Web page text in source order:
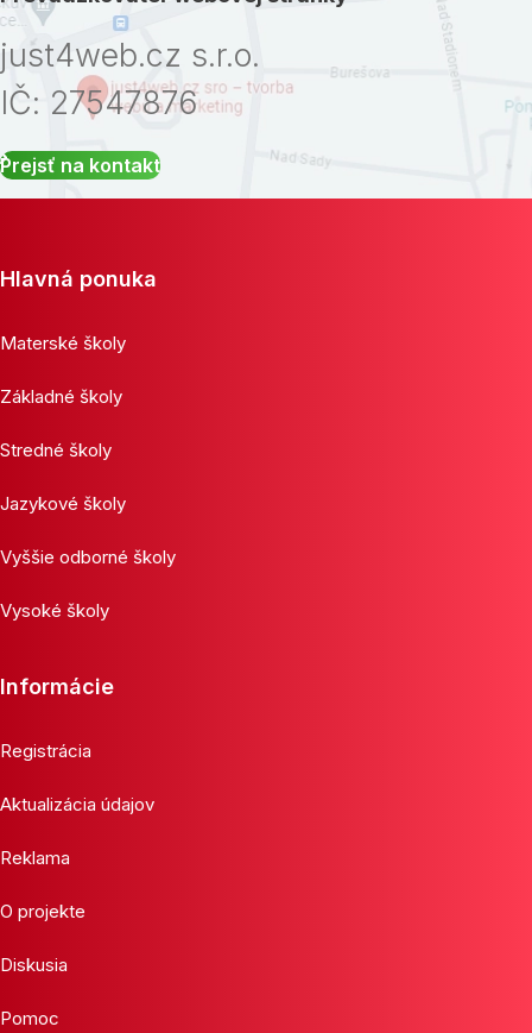
just4web.cz s.r.o.
IČ: 27547876
Prejsť na kontakt
Hlavná ponuka
Materské školy
Základné školy
Stredné školy
Jazykové školy
Vyššie odborné školy
Vysoké školy
Informácie
Registrácia
Aktualizácia údajov
Reklama
O projekte
Diskusia
Pomoc